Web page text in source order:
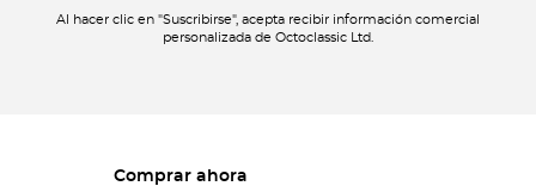
Al hacer clic en "Suscribirse", acepta recibir información comercial
personalizada de Octoclassic Ltd.
Comprar ahora